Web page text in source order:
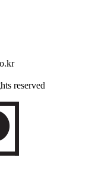
reserved